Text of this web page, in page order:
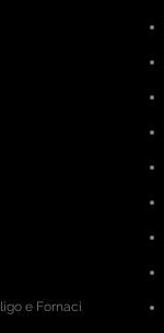
e Fornaci